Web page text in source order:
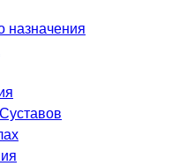
назначения